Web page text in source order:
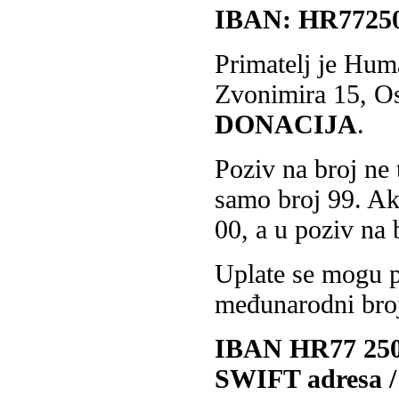
IBAN:
Primatelj je
Zvonimira 15,
DONACIJA.
Poziv na broj ne
samo broj 99.
00, a u poziv na
Uplate se mogu
međunarodni
IBAN HR77
SWIFT adresa